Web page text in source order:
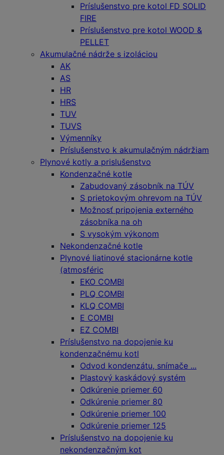
Príslušenstvo pre kotol FD SOLID
FIRE
Príslušenstvo pre kotol WOOD &
PELLET
Akumulačné nádrže s izoláciou
AK
AS
HR
HRS
TUV
TUVS
Výmenníky
Príslušenstvo k akumulačným nádržiam
Plynové kotly a prislušenstvo
Kondenzačné kotle
Zabudovaný zásobník na TÚV
S prietokovým ohrevom na TÚV
Možnosť pripojenia externého
zásobníka na oh
S vysokým výkonom
Nekondenzačné kotle
Plynové liatinové stacionárne kotle
(atmosféric
EKO COMBI
PLQ COMBI
KLQ COMBI
E COMBI
EZ COMBI
Príslušenstvo na dopojenie ku
kondenzačnému kotl
Odvod kondenzátu, snímače ...
Plastový kaskádový systém
Odkúrenie priemer 60
Odkúrenie priemer 80
Odkúrenie priemer 100
Odkúrenie priemer 125
Príslušenstvo na dopojenie ku
nekondenzačným kot